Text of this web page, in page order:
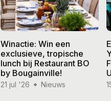
Winactie: Win een
exclusieve, tropische
lunch bij Restaurant BO
by Bougainville!
21 jul '26 Nieuws